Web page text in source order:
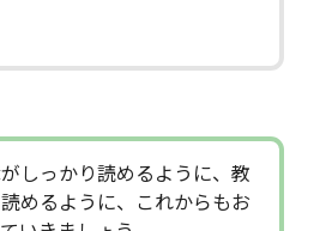
しっかり読めるように、教
めるように、これからもお